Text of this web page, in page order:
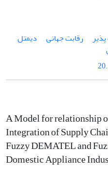
رقابت جهانی
دیمتل
A Model for relationship
Integration of Supply
Fuzzy DEMATEL and
Domestic Appliance